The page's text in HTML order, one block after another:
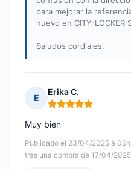
para mejorar la
nuevo en CITY-LOCKER
Saludos cordiales.
E
Erika C.
Nota: 5 de 5
Publicado el 23/04/2025 à
tras una compra de 17/04/2025
Muy bien